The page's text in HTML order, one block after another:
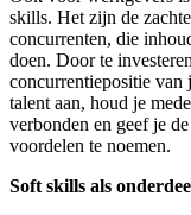
skills. Het zijn de
concurrenten, die
doen. Door te
concurrentiepositie
talent aan, houd je
verbonden en geef je
voordelen te noemen.
Soft skills als